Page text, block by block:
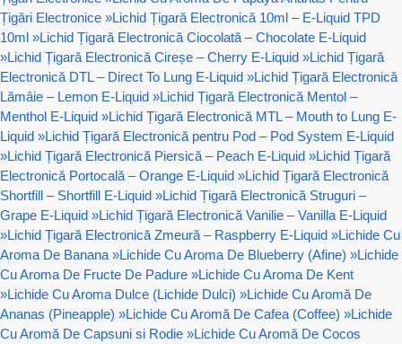
Țigări Electronice »Lichid Țigară Electronică 10ml – E-Liquid TPD
10ml »Lichid Țigară Electronică Ciocolată – Chocolate E-Liquid
»Lichid Țigară Electronică Cireșe – Cherry E-Liquid »Lichid Țigară
Electronică DTL – Direct To Lung E-Liquid »Lichid Țigară Electronică
Lămâie – Lemon E-Liquid »Lichid Țigară Electronică Mentol –
Menthol E-Liquid »Lichid Țigară Electronică MTL – Mouth to Lung E-
Liquid »Lichid Țigară Electronică pentru Pod – Pod System E-Liquid
»Lichid Țigară Electronică Piersică – Peach E-Liquid »Lichid Țigară
Electronică Portocală – Orange E-Liquid »Lichid Țigară Electronică
Shortfill – Shortfill E-Liquid »Lichid Țigară Electronică Struguri –
Grape E-Liquid »Lichid Țigară Electronică Vanilie – Vanilla E-Liquid
»Lichid Țigară Electronică Zmeură – Raspberry E-Liquid »Lichide Cu
Aroma De Banana »Lichide Cu Aroma De Blueberry (Afine) »Lichide
Cu Aroma De Fructe De Padure »Lichide Cu Aroma De Kent
»Lichide Cu Aroma Dulce (Lichide Dulci) »Lichide Cu Aromă De
Ananas (Pineapple) »Lichide Cu Aromă De Cafea (Coffee) »Lichide
Cu Aromă De Capsuni si Rodie »Lichide Cu Aromă De Cocos